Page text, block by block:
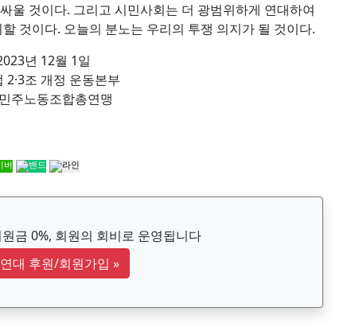
울 것이다. 그리고 시민사회는 더 광범위하게 연대하여
것이다. 오늘의 분노는 우리의 투쟁 의지가 될 것이다.
년 12월 1일
2·3조 개정 운동본부
주노동조합총연맹
금 0%, 회원의 회비로 운영됩니다
대 후원/회원가입 »